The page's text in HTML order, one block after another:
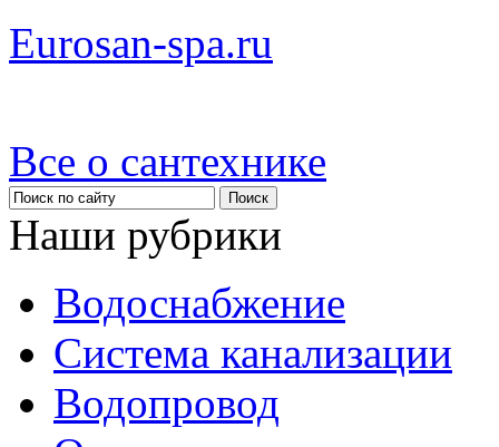
Eurosan-spa.ru
Все о сантехнике
Наши рубрики
Водоснабжение
Система канализации
Водопровод